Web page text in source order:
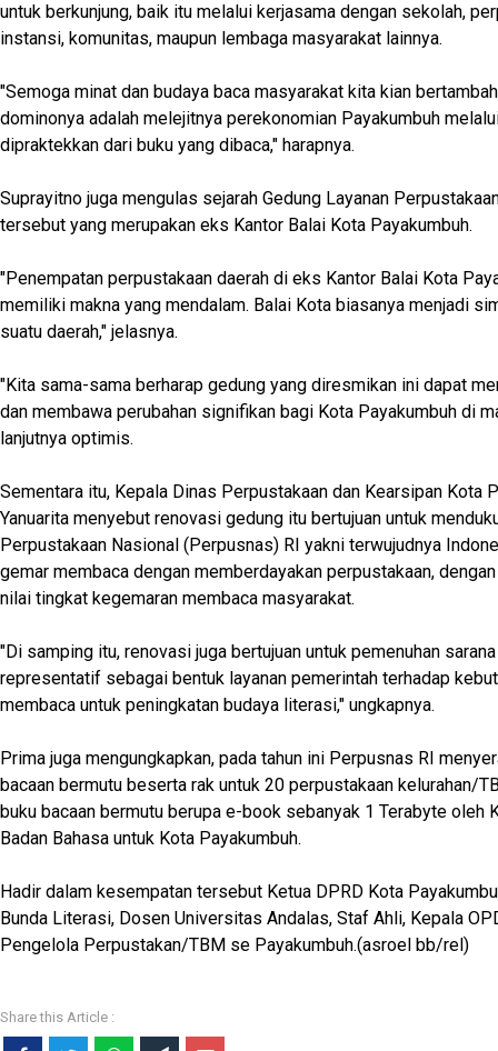
untuk berkunjung, baik itu melalui kerjasama dengan sekolah,
instansi, komunitas, maupun lembaga masyarakat lainnya.
"Semoga minat dan budaya baca masyarakat kita kian
dominonya adalah melejitnya perekonomian Payakumbuh
dipraktekkan dari buku yang dibaca," harapnya.
Suprayitno juga mengulas sejarah Gedung Layanan
tersebut yang merupakan eks Kantor Balai Kota Payakumbuh.
"Penempatan perpustakaan daerah di eks Kantor Balai Kota
memiliki makna yang mendalam. Balai Kota biasanya menjadi
suatu daerah," jelasnya.
"Kita sama-sama berharap gedung yang diresmikan ini dapat
dan membawa perubahan signifikan bagi Kota Payakumbuh di
lanjutnya optimis.
Sementara itu, Kepala Dinas Perpustakaan dan Kearsipan Kota
Yanuarita menyebut renovasi gedung itu bertujuan untuk
Perpustakaan Nasional (Perpusnas) RI yakni terwujudnya
gemar membaca dengan memberdayakan perpustakaan,
nilai tingkat kegemaran membaca masyarakat.
"Di samping itu, renovasi juga bertujuan untuk pemenuhan
representatif sebagai bentuk layanan pemerintah terhadap
membaca untuk peningkatan budaya literasi," ungkapnya.
Prima juga mengungkapkan, pada tahun ini Perpusnas RI
bacaan bermutu beserta rak untuk 20 perpustakaan kelurahan/
buku bacaan bermutu berupa e-book sebanyak 1 Terabyte oleh
Badan Bahasa untuk Kota Payakumbuh.
Hadir dalam kesempatan tersebut Ketua DPRD Kota
Bunda Literasi, Dosen Universitas Andalas, Staf Ahli, Kepala
Pengelola Perpustakan/TBM se Payakumbuh.(asroel bb/rel)